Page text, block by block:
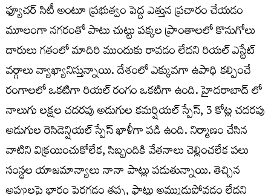
ఫ్యూచర్ సిటీ అంటూ ప్రభుత్వం పెద్ద ఎత్తున ప్రచారం చేయడం
మూలంగా నగరంతో పాటు చుట్టు పక్కల ప్రాంతాలలో కొనుగోలు
దారులు గతంలో మాదిరి ముందుకు రావడం లేదని రియల్‌ ఎస్టేట్‌
వర్గాలు వ్యాఖ్యానిస్తున్నాయి. దేశంలో ఎక్కువగా ఉపాధి కల్పించే
రంగాలలో ఒకటిగా రియల్ రంగం ఒకటిగా ఉంది. హైదరాబాద్ లో
నాలుగు లక్షల చదరపు అడుగుల కమర్షియల్ స్పేస్, 3 కోట్ల చదరపు
అడుగుల రెసిడెన్షియల్ స్పేస్ ఖాళీగా పడి ఉంది. నిర్మాణం చేసిన
వాటిని విక్రయించుకోలేక, సిబ్బందికి వేతనాలు చెల్లించలేక పలు
సంస్థల యాజమాన్యాలు నానా పాట్లు పడుతున్నాయి. తెచ్చిన